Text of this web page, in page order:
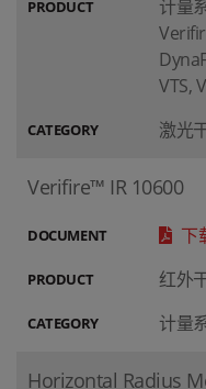
PRODUCT
计量
VTS,
CATEGORY 激光
Verifire™ IR 10600
DOCUMENT 下
PRODUCT 红外
CATEGORY 计量
Horizontal Radius